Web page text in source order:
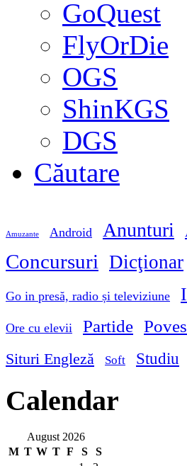
GoQuest
FlyOrDie
OGS
ShinKGS
DGS
Căutare
Amuzante Android Anunturi
Concursuri Dicţionar
Go in presă, radio și televiziune
Ore cu elevii Partide
Situri Engleză Soft Studiu
Calendar
August 2026
M T W T F S
S